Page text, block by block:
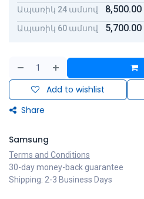
Ապառիկ 24 ամսով 8,500.00
Ապառիկ 60 ամսով 5,700.00
Add to wishlist
Share
Samsung
Terms and Conditions
30-day money-back guarantee
Shipping: 2-3 Business Days